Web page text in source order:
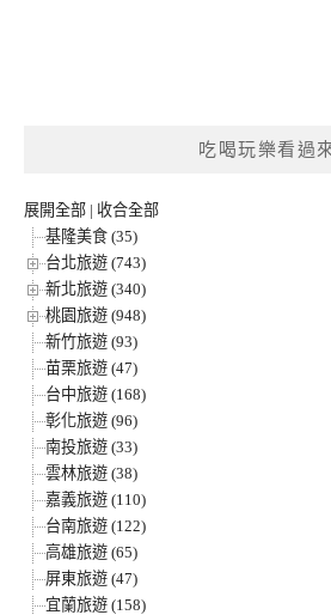
吃喝玩樂看過
展開全部 | 收合全部
基隆美食 (35)
台北旅遊 (743)
新北旅遊 (340)
桃園旅遊 (948)
新竹旅遊 (93)
苗栗旅遊 (47)
台中旅遊 (168)
彰化旅遊 (96)
南投旅遊 (33)
雲林旅遊 (38)
嘉義旅遊 (110)
台南旅遊 (122)
高雄旅遊 (65)
屏東旅遊 (47)
宜蘭旅遊 (158)